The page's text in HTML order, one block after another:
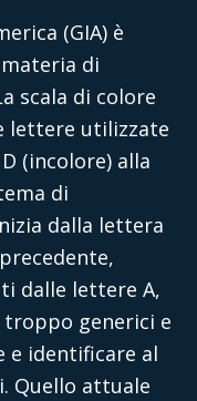
(GIA) è
di
scala di colore
lettere utilizzate
(incolore) alla
di
dalla lettera
dalle lettere A,
troppo generici e
e identificare al
Quello attuale